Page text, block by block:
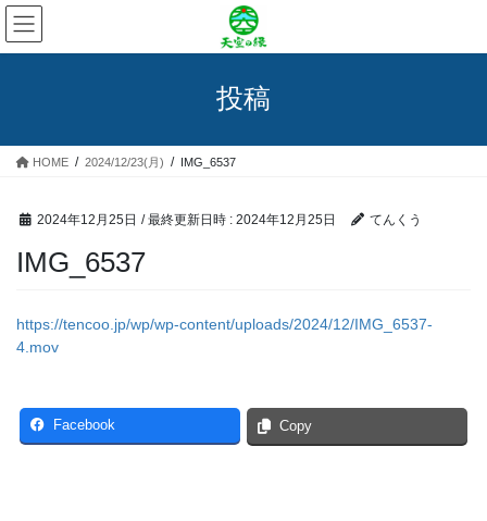
コ
ン
テ
ス
ナ
ビ
ゲ
ン
投稿
HOME 2024/12/23(月) IMG_6537
2024年12月25日 / 最終更新日時 : 2024年12月25日 てんくう
IMG_6537
https://tencoo.jp/wp/wp-content/uploads/2024/12/IMG_6537-
4.mov
Facebook Copy